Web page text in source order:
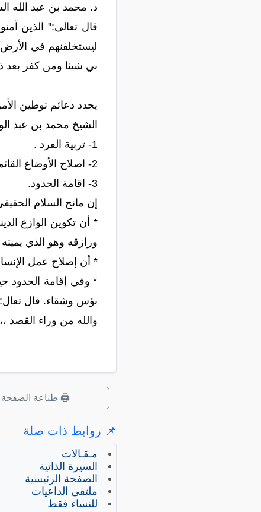
د. محمد بن عبد الله
قال تعالى:" الذين
ليستخلفنهم في
بي شيئا ومن كفر بعد
يحدد دعائم توطين
الشيخ محمد بن عبد الوهاب
1- تربية الفرد .
2- اصلاح الأوضاع القائمة.
3- اقامة الحدود.
إن مانح السلام
* أن تكوين الوازع
ورازقه وهو الذي
* أن إصلاح عمل
* وفي إقامة الحدود
بؤس وشقاء. قال
والله من وراء القصد
🖨️ طباعة الصفحة
📌 روابط ذات صلة
مـقـالات
السيرة الذاتية
الصفحة الرئيسية
ملتقى الداعيات
للنساء فقط